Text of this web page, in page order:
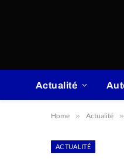
Actualité
Home » Actualité »
ACTUALITÉ